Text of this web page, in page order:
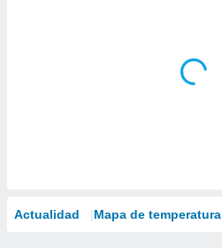
Actualidad Mapa de temperatura